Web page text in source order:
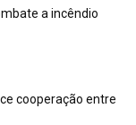
a incêndio
cooperação entre